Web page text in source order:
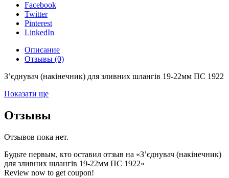
Facebook
Twitter
Pinterest
LinkedIn
Описание
Отзывы (0)
З’єднувач (накінечник) для зливних шлангів 19-22мм ПС 1922
Показати ще
Отзывы
Отзывов пока нет.
Будьте первым, кто оставил отзыв на «З’єднувач (накінечник)
для зливних шлангів 19-22мм ПС 1922»
Review now to get coupon!